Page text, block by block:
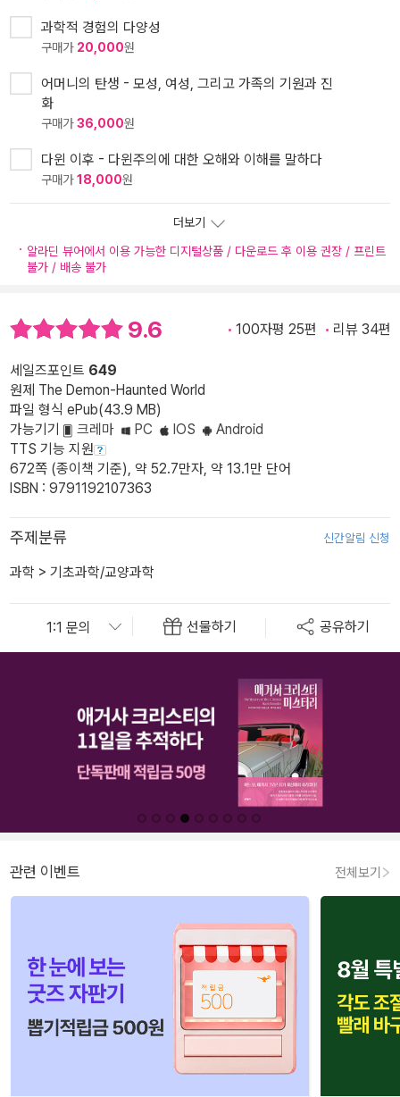
과학적 경험의 다양성
구매가 20,000원
어머니의 탄생 - 모성, 여성, 그리고 가족의 기원과 진
화
구매가36,000원
다윈 이후 - 다윈주의에 대한 오해와 이해를 말하다
구매가18,000원
더보기
알라딘 뷰어에서 이용 가능한 디지털상품 / 다운로드 후 이용 권장 / 프린트
불가 / 배송 불가
9.6 100자평 25편 리뷰 34편
세일즈포인트 649
원제 The Demon-Haunted World
파일 형식 ePub(43.9 MB)
가능기기
크레마 PC IOS
Android
TTS 기능 지원
672쪽 (종이책 기준), 약 52.7만자, 약 13.1만 단어
ISBN : 9791192107363
주제분류 신간알림 신청
과학 > 기초과학/교양과학
선물하기 공유하기
관련 이벤트 전체보기